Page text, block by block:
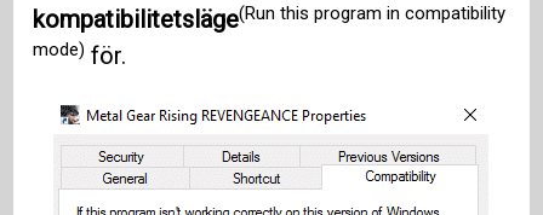
kompatibilitetsläge(Run this program in compatibility
mode) för.